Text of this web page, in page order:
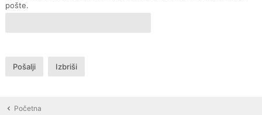
pošte.
Početna